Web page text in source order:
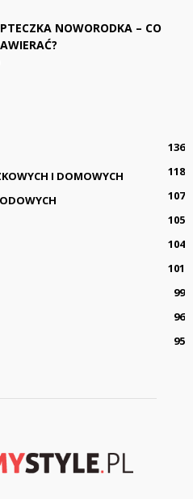
NOWORODKA – CO
136
I DOMOWYCH
118
107
105
104
101
99
96
95